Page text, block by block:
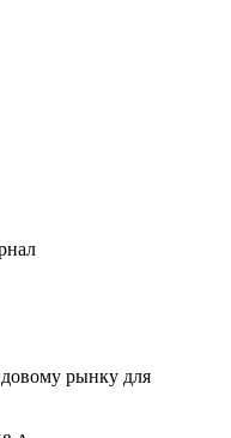
«Рынок капитала